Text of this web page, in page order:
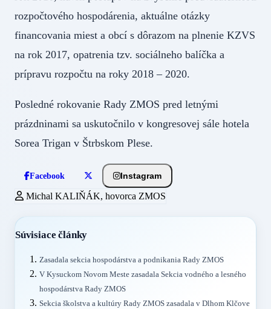
rozpočtového hospodárenia, aktuálne otázky
financovania miest a obcí s dôrazom na plnenie KZVS
na rok 2017, opatrenia tzv. sociálneho balíčka a
prípravu rozpočtu na roky 2018 – 2020.
Posledné rokovanie Rady ZMOS pred letnými
prázdninami sa uskutočnilo v kongresovej sále hotela
Sorea Trigan v Štrbskom Plese.
Facebook Instagram
Michal KALIŇÁK, hovorca ZMOS
Súvisiace články
Zasadala sekcia hospodárstva a podnikania Rady ZMOS
V Kysuckom Novom Meste zasadala Sekcia vodného a lesného
hospodárstva Rady ZMOS
Sekcia školstva a kultúry Rady ZMOS zasadala v Dlhom Klčove